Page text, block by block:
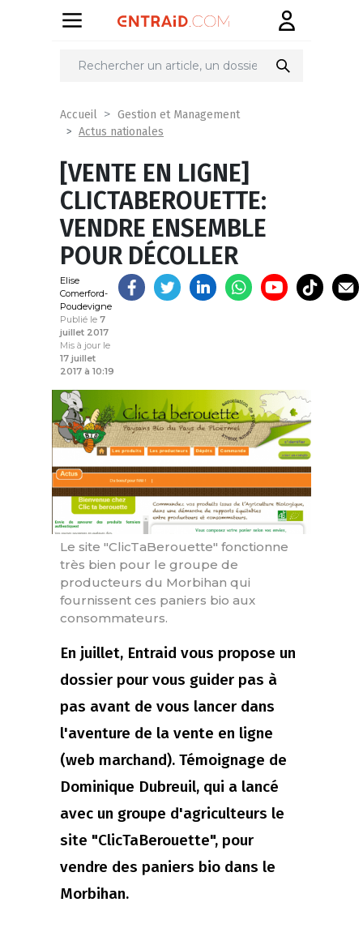
Partager
Accueil
Gestion et Management
Actus nationales
[VENTE EN LIGNE]
CLICTABEROUETTE:
VENDRE ENSEMBLE
POUR DÉCOLLER
Elise
Comerford-
Poudevigne
Publié le 7
juillet 2017
Mis à jour le
17 juillet
2017 à 10:19
Le site "ClicTaBerouette" fonctionne
très bien pour le groupe de
producteurs du Morbihan qui
fournissent ces paniers bio aux
consommateurs.
En juillet, Entraid vous propose un
dossier pour vous guider pas à
pas avant de vous lancer dans
l'aventure de la vente en ligne
(web marchand). Témoignage de
Dominique Dubreuil, qui a lancé
avec un groupe d'agriculteurs le
site "ClicTaBerouette", pour
vendre des paniers bio dans le
Morbihan.